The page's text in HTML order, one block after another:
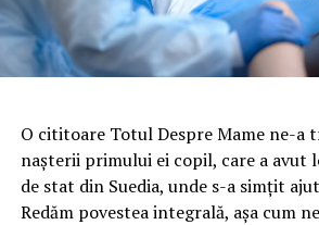
O cititoare Totul Despre Mame ne-a
nașterii primului ei copil, care a
de stat din Suedia, unde s-a simțit
Redăm povestea integrală, așa cum